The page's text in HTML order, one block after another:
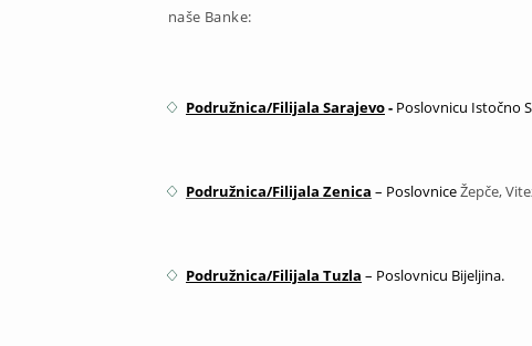
naše Banke:
Podružnica/Filijala Sarajevo- Poslovnicu Istočno
Podružnica/Filijala Zenica – PoslovniceŽepče,
Podružnica/Filijala Tuzla – Poslovnicu Bijeljina.